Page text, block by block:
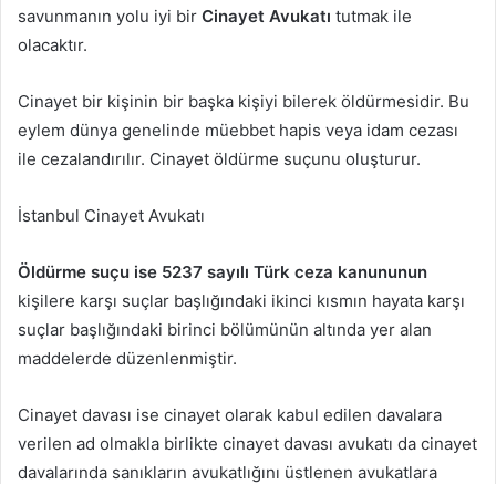
savunmanın yolu iyi bir Cinayet Avukatı tutmak ile
olacaktır.
Cinayet bir kişinin bir başka kişiyi bilerek öldürmesidir. Bu
eylem dünya genelinde müebbet hapis veya idam cezası
ile cezalandırılır. Cinayet öldürme suçunu oluşturur.
İstanbul Cinayet Avukatı
Öldürme suçu ise 5237 sayılı Türk ceza kanununun
kişilere karşı suçlar başlığındaki ikinci kısmın hayata karşı
suçlar başlığındaki birinci bölümünün altında yer alan
maddelerde düzenlenmiştir.
Cinayet davası ise cinayet olarak kabul edilen davalara
verilen ad olmakla birlikte cinayet davası avukatı da cinayet
davalarında sanıkların avukatlığını üstlenen avukatlara